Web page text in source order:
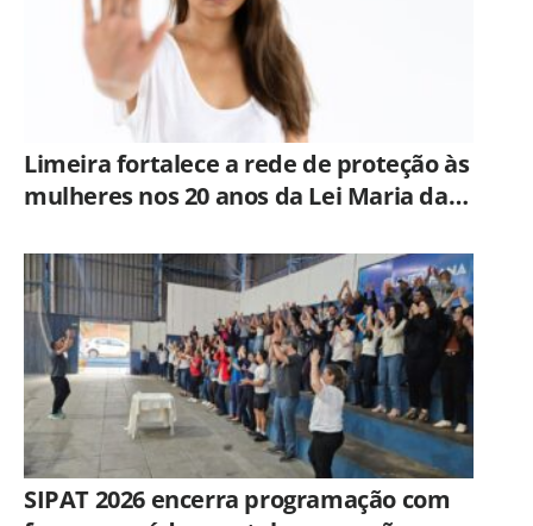
Limeira fortalece a rede de proteção às
mulheres nos 20 anos da Lei Maria da
SIPAT 2026 encerra programação com